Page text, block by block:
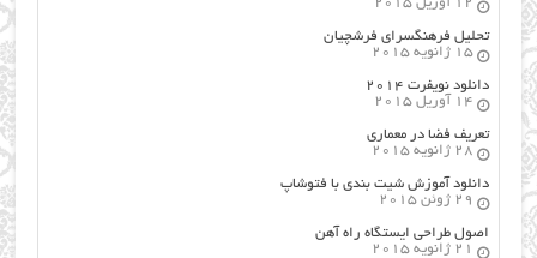
تحلیل فرهنگسرای فرشچیان
15 ژانویه 2015
دانلود نویفرت ۲۰۱۴
14 آوریل 2015
تعریف فضا در معماری
28 ژانویه 2015
دانلود آموزش شیت بندی با فتوشاپ
29 ژوئن 2015
اصول طراحي ایستگاه راه آهن
21 ژانویه 2015